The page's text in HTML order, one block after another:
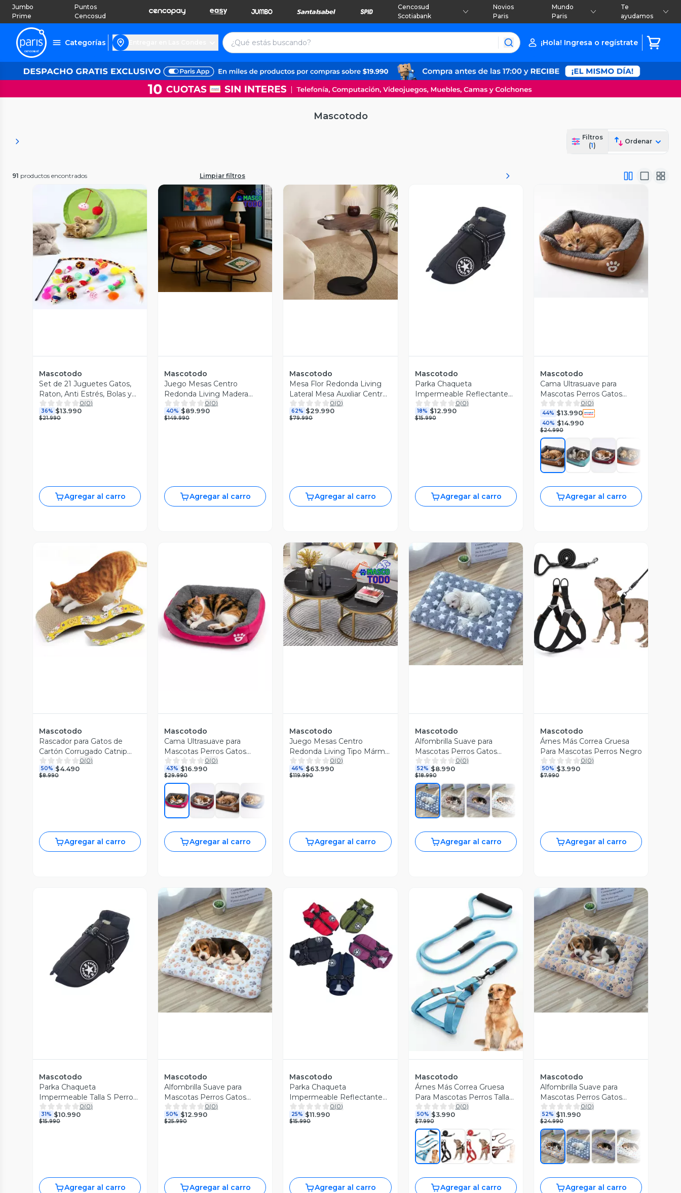
Jumbo
Prime
Puntos
Cencosud
Cencosud
Scotiabank
Novios
Paris
Mundo
Paris
Te
ayudamos
Categorías ¡Hola! Ingresa o regístrate
Mascotodo
Filtros
(1)
Ordenar
91 productos encontrados Limpiar filtros
Mascotodo
Set de 21 Juguetes Gatos,
Raton, Anti Estrés, Bolas y
Otros
0(0)
36% $13.990
$21.990
Agregar al carro
Vista Previa
Mascotodo
Juego Mesas Centro
Redonda Living Madera
Moderna 80cm y 60cm
0(0)
40% $89.990
$149.990
Agregar al carro
Vista Previa
Mascotodo
Mesa Flor Redonda Living
Lateral Mesa Auxiliar Centro
Moderna
0(0)
62% $29.990
$79.990
Agregar al carro
Vista Previa
Mascotodo
Parka Chaqueta
Impermeable Reflectante
Mascotas Perro Talla XL con
Arnés
0(0)
18% $12.990
$15.990
Agregar al carro
Vista Previa
Mascotodo
Cama Ultrasuave para
Mascotas Perros Gatos
Rectangular Talla M 54cm X
42cm
0(0)
44% $13.990
40% $14.990
$24.990
Agregar al carro
Vista Previa
Mascotodo
Rascador para Gatos de
Cartón Corrugado Catnip
Hierba
0(0)
50% $4.490
$8.990
Agregar al carro
Vista Previa
Mascotodo
Cama Ultrasuave para
Mascotas Perros Gatos
Rectangular Talla L 66cm X
50cm
0(0)
43% $16.990
$29.990
Agregar al carro
Vista Previa
Mascotodo
Juego Mesas Centro
Redonda Living Tipo Mármol
Moderna 70cm y 50cm
0(0)
46% $63.990
$119.990
Agregar al carro
Vista Previa
Mascotodo
Alfombrilla Suave para
Mascotas Perros Gatos
Manta Acolchada Felpa
48x34cm
0(0)
52% $8.990
$18.990
Agregar al carro
Vista Previa
Mascotodo
Árnes Más Correa Gruesa
Para Mascotas Perros Negro
0(0)
50% $3.990
$7.990
Agregar al carro
Vista Previa
Mascotodo
Parka Chaqueta
Impermeable Talla S Perro
Negro
0(0)
31% $10.990
$15.990
Agregar al carro
Vista Previa
Mascotodo
Alfombrilla Suave para
Mascotas Perros Gatos
Manta Acolchada Felpa
100x70cm
0(0)
50% $12.990
$25.990
Agregar al carro
Vista Previa
Mascotodo
Parka Chaqueta
Impermeable Reflectante
para Mascotas Perros con
Arnés incluido
0(0)
25% $11.990
$15.990
Agregar al carro
Vista Previa
Mascotodo
Árnes Más Correa Gruesa
Para Mascotas Perros Talla
Unica
0(0)
50% $3.990
$7.990
Agregar al carro
Vista Previa
Mascotodo
Alfombrilla Suave para
Mascotas Perros Gatos
Manta Acolchada Felpa
84x57cm
0(0)
52% $11.990
$24.990
Agregar al carro